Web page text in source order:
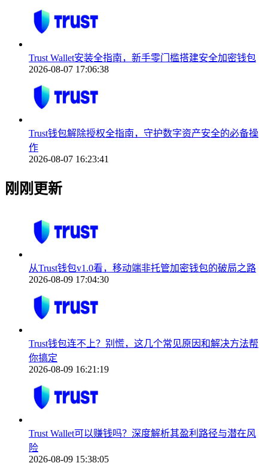
Trust Wallet安装全指南，新手零门槛搭建安全加密钱包
2026-08-07 17:06:38
Trust钱包解除授权全指南，守护数字资产安全的必备操
作
2026-08-07 16:23:41
刚刚更新
从Trust钱包v1.0看，移动端非托管加密钱包的破局之路
2026-08-09 17:04:30
Trust钱包连不上？别慌，这几个常见原因和解决方法帮
你搞定
2026-08-09 16:21:19
Trust Wallet可以赚钱吗？深度解析其盈利路径与潜在风
险
2026-08-09 15:38:05